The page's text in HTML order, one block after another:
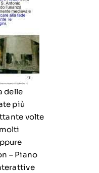
delle
più
volte
– Piano